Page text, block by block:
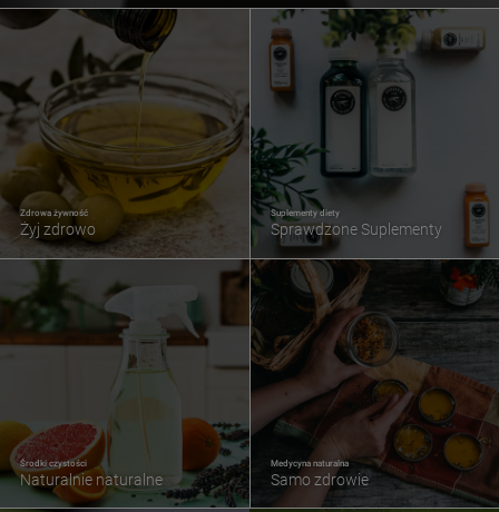
Zdrowa żywność
Żyj zdrowo
Suplementy diety
Sprawdzone Suplementy
Środki czystości
Naturalnie naturalne
Medycyna naturalna
Samo zdrowie